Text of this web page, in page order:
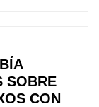
SOBRE
CON